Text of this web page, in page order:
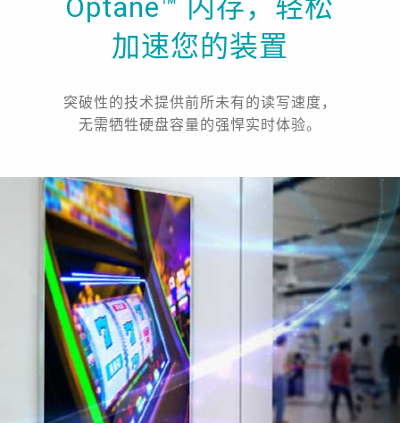
Optane™ 内存，轻松
加速您的装置
突破性的技术提供前所未有的读写速度，
无需牺牲硬盘容量的强悍实时体验。